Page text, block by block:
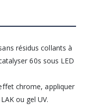
résidus collants à
60s sous LED
chrome, appliquer
ou gel UV.